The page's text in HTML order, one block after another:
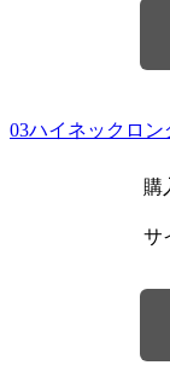
03ハイネックロ
購
サ